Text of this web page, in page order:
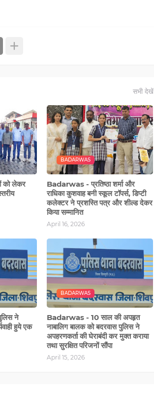
सभी देखें
को लेकर
BADARWAS
Badarwas - प्रतिष्ठा शर्मा और
राधिका कुशवाह बनी स्कूल टॉपर्स, डिप्टी
कलेक्टर ने प्रशस्ति पत्र और शील्ड देकर
किया सम्मानित
April 16, 2026
ने
हुये एक
BADARWAS
Badarwas - 10 साल की अपहृत
नाबालिग बालक को बदरवास पुलिस ने
अपहरणकर्ता की घेराबंदी कर मुक्त कराया
तथा सुरक्षित परिजनों सौंपा
April 15, 2026